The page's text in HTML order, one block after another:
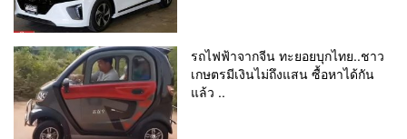
รถไฟฟ้าจากจีน ทะยอยบุกไทย..ชาว
เกษตรมีเงินไม่ถึงแสน ซื้อหาได้กัน
แล้ว ..